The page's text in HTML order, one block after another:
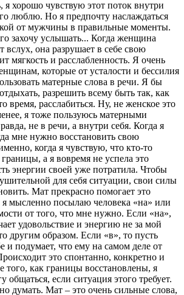
хорошо чувствую этот поток внутри
люблю. Но я предпочту наслаждаться
от мужчины в правильные моменты.
захочу услышать... Когда женщина
вслух, она разрушает в себе свою
мягкость и расслабленность. Я очень
которые от усталости и бессилия
матерные слова в речи. Я бы
разрешить всему быть так, как
время, расслабиться. Ну, не женское это
я тоже пользуюсь матерными
не в речи, а внутри себя. Когда я
мне нужно восстановить свою
когда я чувствую, что кто-то
а я вовремя не успела это
энергии своей уже потратила. Чтобы
для себя ситуации, свои силы
Мат прекрасно помогает это
я мысленно посылаю человека «на» или
от того, что мне нужно. Если «на»,
удовольствие и энергию не за мой
другим образом. Если «в», то пусть
и подумает, что ему на самом деле от
это спонтанно, конкретно и
того, как границы восстановлены, я
общаться, если ситуация этого требует.
думать. Мат – это очень сильные слова,